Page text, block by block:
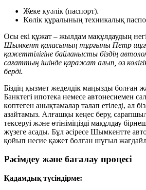
Жеке куәлік (паспорт).
Көлік құралының техникалық
Осы екі құжат – жылдам мақұлдаудың
Шымкент қаласының тұрғыны Петр
қажеттілігіне байланысты біздің
сағаттың ішінде қаражат алып, өз
берді.
Біздің қызмет жеделдік маңызды болған
Банктегі ипотека немесе автонесиемен
көптеген анықтамалар талап етіледі, ал
азайтамыз. Алғашқы кеңес беру,
тексеруі және өтініміңізді мақұлдау
жүзеге асады. Бұл әсіресе Шымкентте
қойып несие қажет болған шұғыл
Рәсімдеу және бағалау процесі
Қадамдық түсіндірме: